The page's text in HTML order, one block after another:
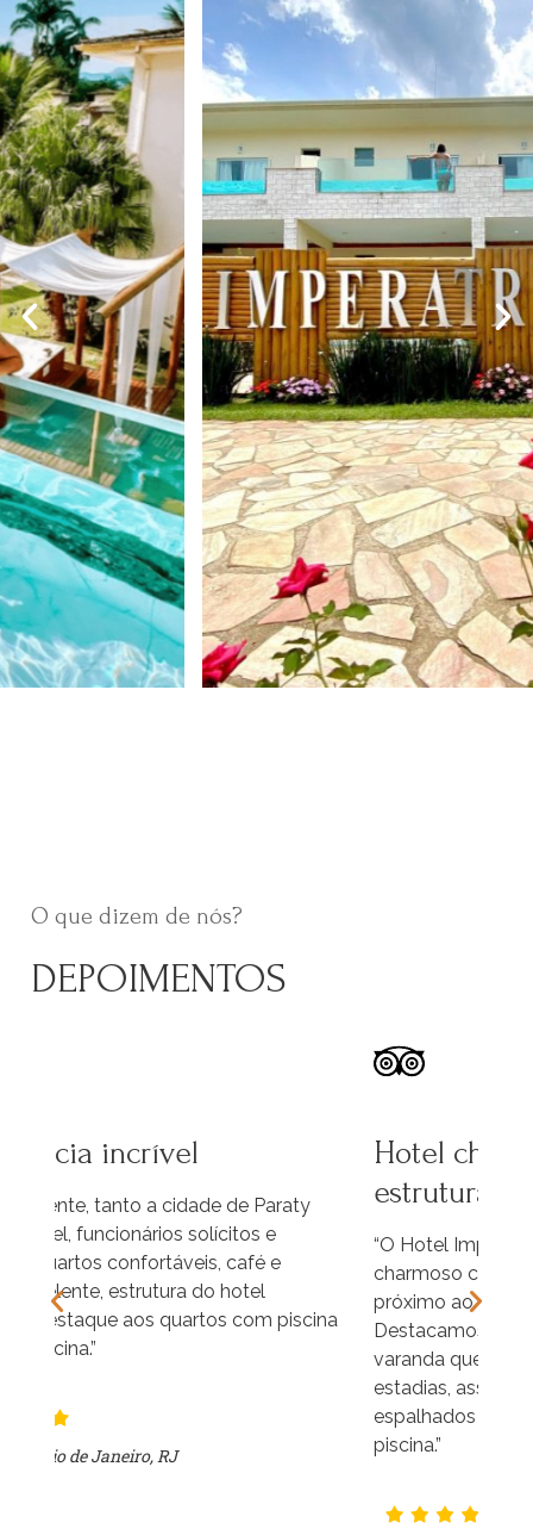
O que dizem de nós?
DEPOIMENTOS
Hotel charmoso com ótima
estrutura em Paraty
“O Hotel Imperatriz é um hotel super
charmoso com uma grande estrutura bem
próximo ao centro histórico de Paraty.
Destacamos as suítes com piscina na
varanda que dão um toque especial às
estadias, assim como os bangalôs e jacuzzi
espalhados pela área social, no entorno da
piscina.”